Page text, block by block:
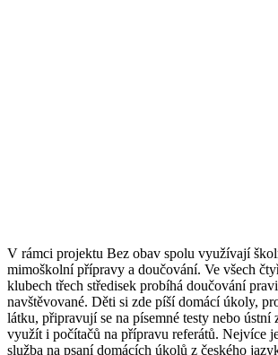
V rámci projektu Bez obav spolu využívají
mimoškolní přípravy a doučování. Ve všech
klubech třech středisek probíhá doučování
navštěvované. Děti si zde píší domácí úkoly,
látku, připravují se na písemné testy nebo ústní
využít i počítačů na přípravu referátů. Nejvíce
služba na psaní domácích úkolů z českého